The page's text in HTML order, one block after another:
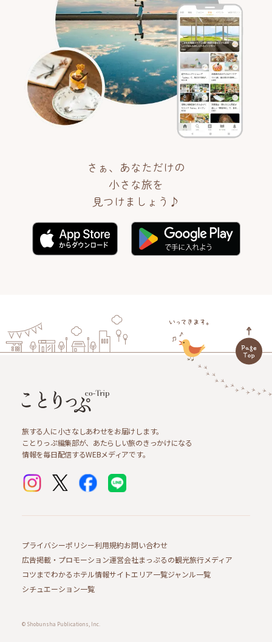
さぁ、あなただけの
小さな旅を
見つけましょう♪
旅する人に小さなしあわせをお届けします。
ことりっぷ編集部が、あたらしい旅のきっかけになる
情報を毎日配信するWEBメディアです。
プライバシーポリシー利用規約お問い合わせ
広告掲載・プロモーション運営会社まっぷるの観光旅行メディア
コツまでわかるホテル情報サイトエリア一覧ジャンル一覧
シチュエーション一覧
© Shobunsha Publications, Inc.